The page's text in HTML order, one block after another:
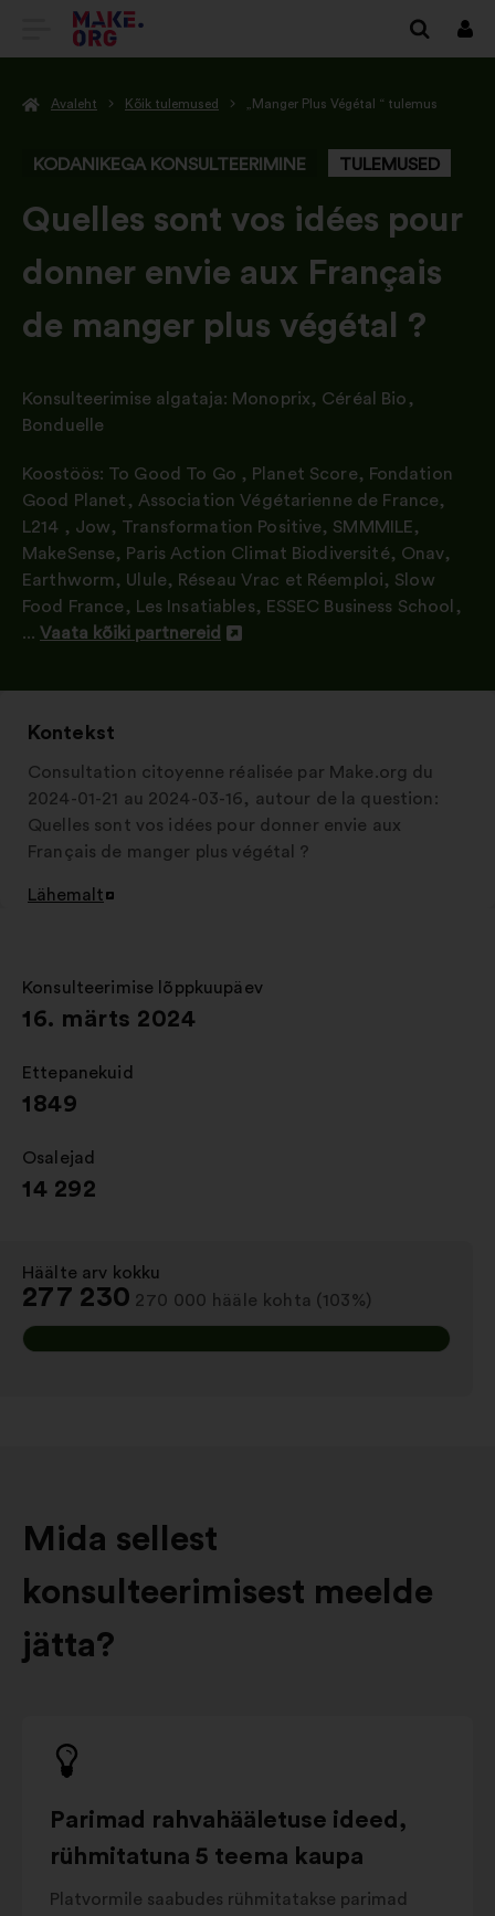
SAIDI
AVALEHELE
Logi
Avaleht Kõik tulemused „Manger Plus Végétal “ tulemus
KODANIKEGA KONSULTEERIMINE TULEMUSED
-
Quelles sont vos idées pour
donner envie aux Français
de manger plus végétal ?
Konsulteerimise algataja: Monoprix, Céréal Bio ,
Bonduelle
Koostöös: To Good To Go , Planet Score, Fondation
Good Planet , Association Végétarienne de France,
L214 , Jow, Transformation Positive, SMMMILE,
MakeSense, Paris Action Climat Biodiversité, Onav,
Earthworm, Ulule, Réseau Vrac et Réemploi, Slow
Food France , Les Insatiables, ESSEC Business School ,
... Vaata kõiki partnereid
Avamine
Kontekst
Consultation citoyenne réalisée par Make.org du
2024-01-21 au 2024-03-16, autour de la question:
Quelles sont vos idées pour donner envie aux
Français de manger plus végétal ?
Lähemalt
Avamine
Konsulteerimise lõppkuupäev
:
16. märts 2024
Ettepanekuid
:
1849
Osalejad
:
14 292
Häälte arv kokku
:
277 230 270 000 hääle kohta (103%)
Mida sellest
konsulteerimisest meelde
jätta?
Parimad rahvahääletuse ideed,
rühmitatuna 5 teema kaupa
Platvormile saabudes rühmitatakse parimad